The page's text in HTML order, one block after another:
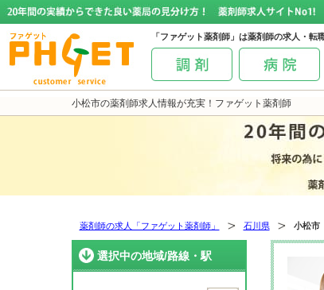
小松市の薬剤師求人情報が充実！ファゲット薬剤師
「ファゲット薬剤師」は薬剤師の求人・転
薬剤師の求人「ファゲット薬剤師」 石川県 小松市
選択中の地域/路線・駅